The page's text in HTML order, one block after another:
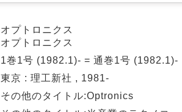
オプトロニクス
オプトロニクス
1巻1号 (1982.1)- = 通巻1号 (1982.1)-
東京 : 理工新社 , 1981-
その他のタイトル:Optronics